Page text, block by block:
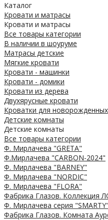
Каталог
Кровати и матрасы
Кровати и матрасы
Все товары категории
В наличии в шоуруме
Матрасы детские
Мягкие кровати
Кровати - машинки
Кровати - домики
Кровати из дерева
Двухярусные кровати
Кроватки для новорожденных
Детские комнаты
Детские комнаты
Все товары категории
Ф. Мирлачева "GRETA"
Ф.Мирлачева "CARBON-2024"
Ф. Мирлачева "BARNEY"
Ф. Мирлачева "NORDIC"
Ф. Мирлачева "FLORA"
Фабрика Глазов. Коллекция
Ф. Мирлачева серия
Фабрика Глазов. Комната